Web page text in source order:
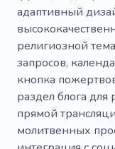
адаптивный
религиозной
запросов,
кнопка
раздел блога
прямой
молитвенных